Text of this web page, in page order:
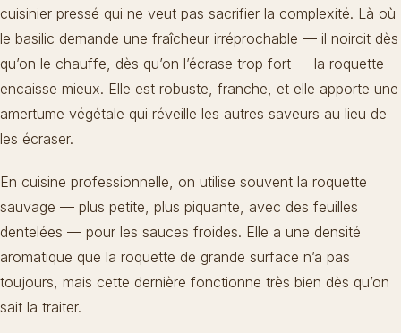
cuisinier pressé qui ne veut pas sacrifier la complexité. Là où
le basilic demande une fraîcheur irréprochable — il noircit dès
qu’on le chauffe, dès qu’on l’écrase trop fort — la roquette
encaisse mieux. Elle est robuste, franche, et elle apporte une
amertume végétale qui réveille les autres saveurs au lieu de
les écraser.
En cuisine professionnelle, on utilise souvent la roquette
sauvage — plus petite, plus piquante, avec des feuilles
dentelées — pour les sauces froides. Elle a une densité
aromatique que la roquette de grande surface n’a pas
toujours, mais cette dernière fonctionne très bien dès qu’on
sait la traiter.